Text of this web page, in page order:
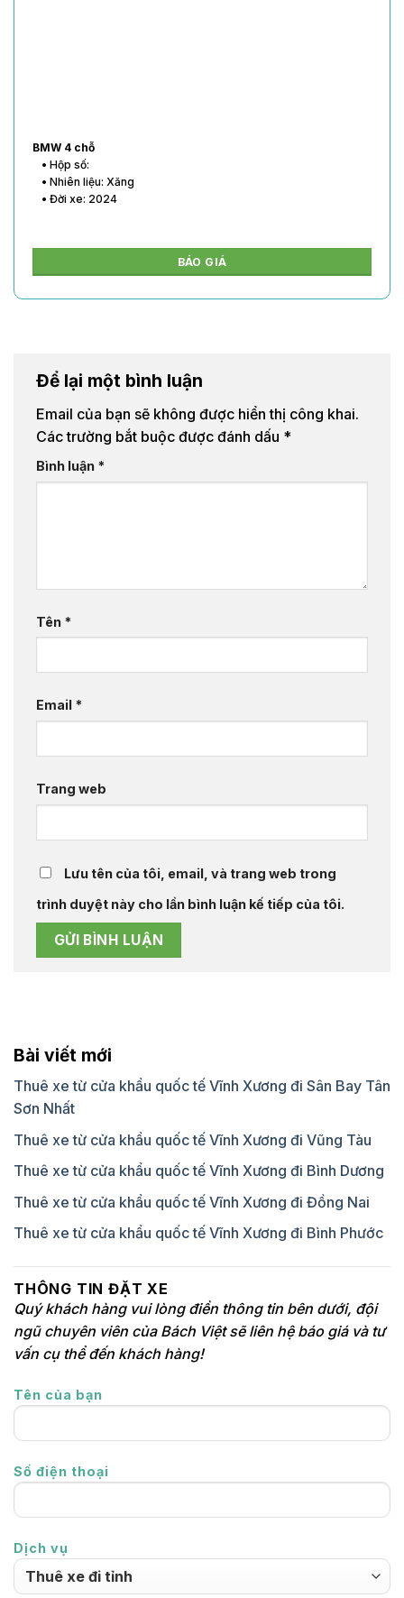
BMW 4 chỗ
• Hộp số:
• Nhiên liệu: Xăng
• Đời xe: 2024
BÁO GIÁ
Để lại một bình luận
Email của bạn sẽ không được hiển thị công khai.
Các trường bắt buộc được đánh dấu *
Bình luận *
Tên *
Email *
Trang web
Lưu tên của tôi, email, và trang web trong
trình duyệt này cho lần bình luận kế tiếp của tôi.
Bài viết mới
Thuê xe từ cửa khẩu quốc tế Vĩnh Xương đi Sân Bay Tân
Sơn Nhất
Thuê xe từ cửa khẩu quốc tế Vĩnh Xương đi Vũng Tàu
Thuê xe từ cửa khẩu quốc tế Vĩnh Xương đi Bình Dương
Thuê xe từ cửa khẩu quốc tế Vĩnh Xương đi Đồng Nai
Thuê xe từ cửa khẩu quốc tế Vĩnh Xương đi Bình Phước
THÔNG TIN ĐẶT XE
Quý khách hàng vui lòng điền thông tin bên dưới, đội
ngũ chuyên viên của Bách Việt sẽ liên hệ báo giá và tư
vấn cụ thể đến khách hàng!
Tên của bạn
Số điện thoại
Dịch vụ